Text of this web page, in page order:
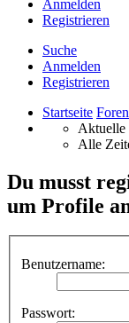
Anmelden
Registrieren
Suche
Anmelden
Registrieren
Startseite
Aktuelle
Alle
Du musst
um Profile
Benutzername:
Passwort: